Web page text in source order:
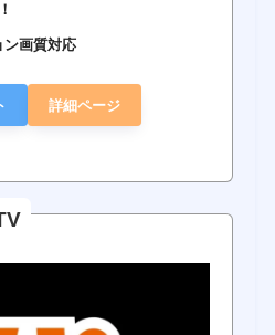
ン画質対応
詳細ページ